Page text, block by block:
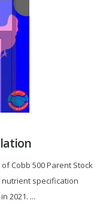
Cobb 500 Parent Stock
specification
2021. ...